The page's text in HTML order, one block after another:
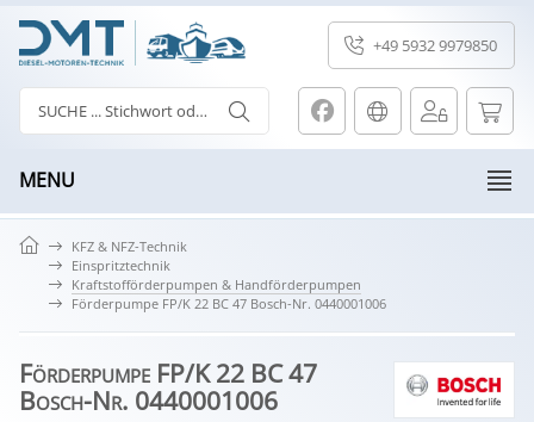
+49 5932 9979850
MENU
KFZ & NFZ-Technik
Einspritztechnik
Kraftstofförderpumpen & Handförderpumpen
Förderpumpe FP/K 22 BC 47 Bosch-Nr. 0440001006
Förderpumpe FP/K 22 BC 47
Bosch-Nr. 0440001006